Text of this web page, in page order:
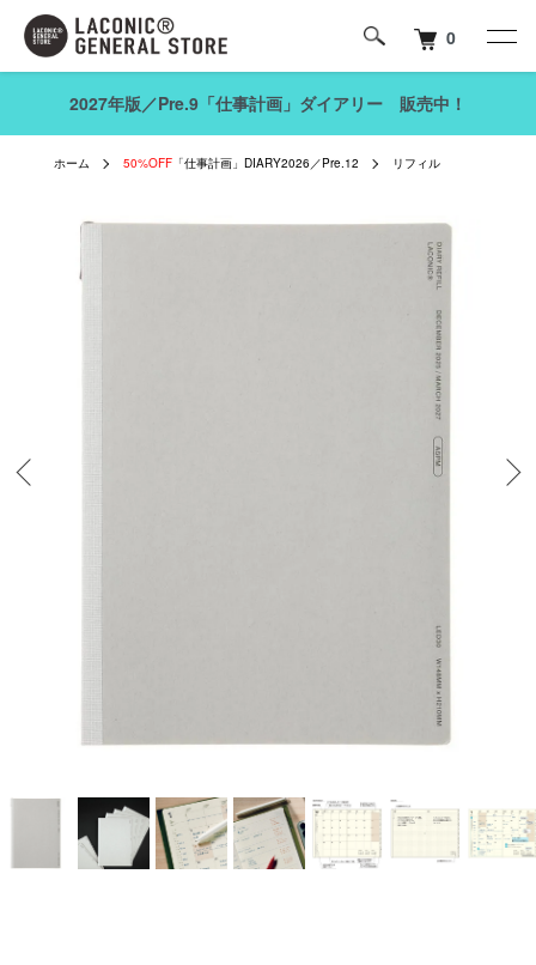
0
2027年版／Pre.9「仕事計画」ダイアリー 販売中！
ホーム 50%OFF 「仕事計画」DIARY2026／Pre.12 リフィル